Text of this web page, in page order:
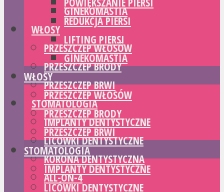
GINEKOMASTIA
WŁOSY
PRZESZCZEP WŁOSÓW
PRZESZCZEP BRODY
PRZESZCZEP BRWI
STOMATOLOGIA
IMPLANTY DENTYSTYCZNE
LICÓWKI DENTYSTYCZNE
KORONA DENTYSTYCZNA
ALL-ON-4
REDUKCJA PIERSI
LIFTING PIERSI
GINEKOMASTIA
WŁOSY
PRZESZCZEP WŁOSÓW
PRZESZCZEP BRODY
PRZESZCZEP BRWI
STOMATOLOGIA
IMPLANTY DENTYSTYCZNE
LICÓWKI DENTYSTYCZNE